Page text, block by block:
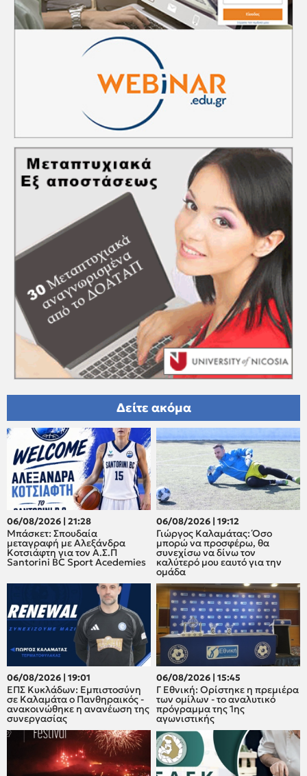
Δείτε ακόμα
06/08/2026 | 21:28
Μπάσκετ: Σπουδαία
μεταγραφή με Αλεξάνδρα
Κοτσιάφτη για τον A.Σ.Π
Santorini BC Sport Acedemies
06/08/2026 | 19:12
Γιώργος Καλαμάτας: Όσο
μπορώ να προσφέρω, θα
συνεχίσω να δίνω τον
καλύτερό μου εαυτό για την
ομάδα
06/08/2026 | 19:01
ΕΠΣ Κυκλάδων: Εμπιστοσύνη
σε Καλαμάτα ο Πανθηραικός -
ανακοινώθηκε η ανανέωση της
συνεργασίας
06/08/2026 | 15:45
Γ Εθνική: Ορίστηκε η πρεμιέρα
των ομίλων - το αναλυτικό
πρόγραμμα της 1ης
αγωνιστικής